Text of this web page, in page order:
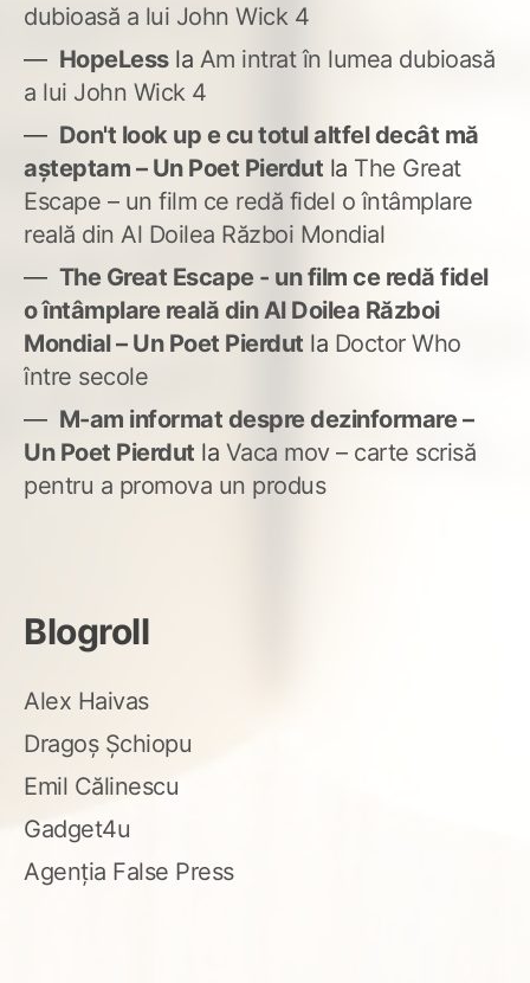
dubioasă a lui John Wick 4
HopeLessla Am intrat în lumea dubioasă
a lui John Wick 4
Don't look up e cu totul altfel decât mă
așteptam – Un Poet Pierdut la The Great
Escape – un film ce redă fidel o întâmplare
reală din Al Doilea Război Mondial
The Great Escape - un film ce redă fidel
o întâmplare reală din Al Doilea Război
Mondial – Un Poet Pierdut la Doctor Who
între secole
M-am informat despre dezinformare –
Un Poet Pierdut la Vaca mov – carte scrisă
pentru a promova un produs
Blogroll
Alex Haivas
Dragoș Șchiopu
Emil Călinescu
Gadget4u
Agenția False Press